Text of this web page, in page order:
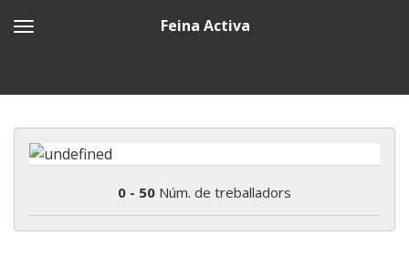
Feina Activa
0 - 50 Núm. de treballadors